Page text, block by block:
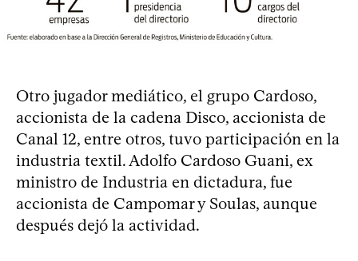
Otro jugador mediático, el grupo Cardoso,
accionista de la cadena Disco, accionista de
Canal 12, entre otros, tuvo participación en la
industria textil. Adolfo Cardoso Guani, ex
ministro de Industria en dictadura, fue
accionista de Campomar y Soulas, aunque
después dejó la actividad.